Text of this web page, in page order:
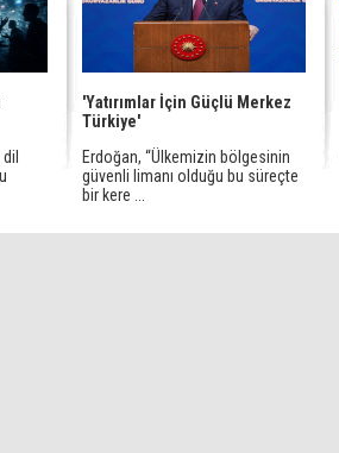
'Yatırımlar İçin Güçlü Merkez
Türkiye'
Erdoğan, “Ülkemizin bölgesinin
güvenli limanı olduğu bu süreçte
bir kere ...